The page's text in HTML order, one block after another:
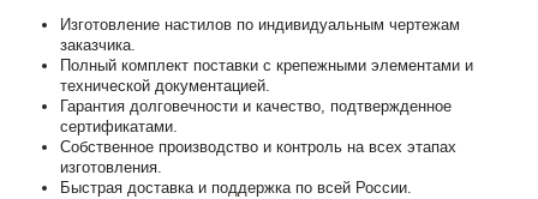
Изготовление настилов по индивидуальным чертежам
заказчика.
Полный комплект поставки с крепежными элементами и
технической документацией.
Гарантия долговечности и качество, подтвержденное
сертификатами.
Собственное производство и контроль на всех этапах
изготовления.
Быстрая доставка и поддержка по всей России.